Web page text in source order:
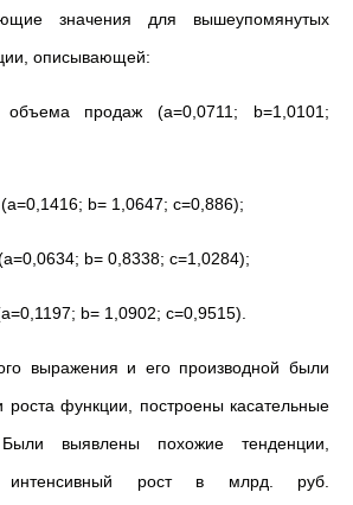
значения для вышеупомянутых
описывающей:
объема продаж (a=0,0711; b=1,0101;
b= 1,0647; c=0,886);
b= 0,8338; c=1,0284);
b= 1,0902; c=0,9515).
выражения и его производной были
роста функции, построены касательные
выявлены похожие тенденции,
интенсивный рост в млрд. руб.